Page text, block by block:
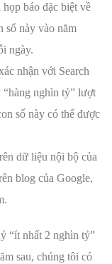
báo đặc biệt về
số này vào năm
ngày.
nhận với Search
nghìn tỷ” lượt
số này có thể được
dữ liệu nội bộ của
blog của Google,
“ít nhất 2 nghìn tỷ”
sau, chúng tôi có